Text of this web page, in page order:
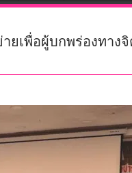
เพื่อผู้บกพร่องทาง